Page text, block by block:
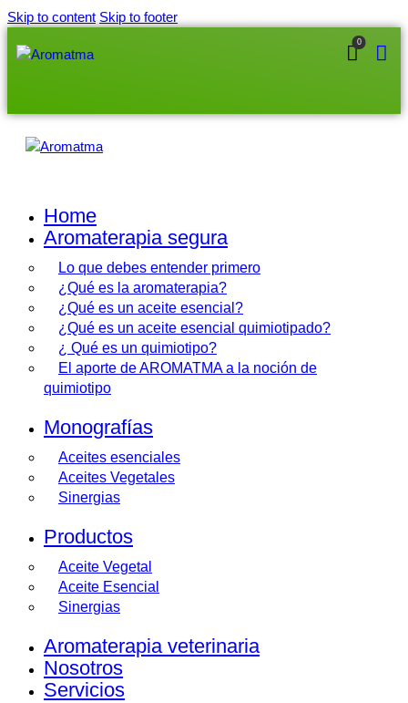
Skip to content Skip to footer
0
Home
Aromaterapia segura
Lo que debes entender primero
¿Qué es la aromaterapia?
¿Qué es un aceite esencial?
¿Qué es un aceite esencial quimiotipado?
¿ Qué es un quimiotipo?
El aporte de AROMATMA a la noción de
quimiotipo
Monografías
Aceites esenciales
Aceites Vegetales
Sinergias
Productos
Aceite Vegetal
Aceite Esencial
Sinergias
Aromaterapia veterinaria
Nosotros
Servicios